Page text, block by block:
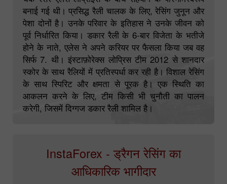
बनाई गई थी। प्रसिद्ध रैली चालक के लिए, रेसिंग जुनून और
पेशा दोनों है। उनके परिवार के इतिहास ने उनके जीवन को
पूर्व निर्धारित किया। डकार रैली के 6-बार विजेता के भतीजे
होने के नाते, एलेस ने अपने करियर पर फैसला किया जब वह
सिर्फ 7. थी। इंस्टाफ़ोरेक्स लोप्रिस टीम 2012 से शानदार
स्कोर के साथ रैलियों में प्रतिस्पर्धा कर रही है। विशाल रेसिंग
के साथ स्पिरिट और क्षमता से पूरक है। एक स्थिति का
आकलन करने के लिए, टीम किसी भी चुनौती का पालन
करेगी, जिसमें दिग्गज डकार रैली शामिल है।
InstaForex - ड्रैगन रेसिंग का
आधिकारिक भागीदार